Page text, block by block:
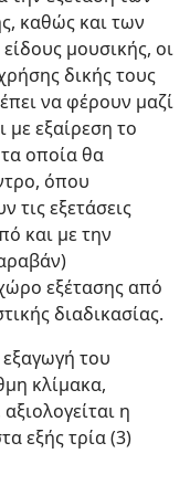
καθώς και των
μουσικής, οι
δικής τους
να φέρουν μαζί
με εξαίρεση το
οποία θα
όπου
τις εξετάσεις
και με την
εξέτασης από
διαδικασίας.
εξαγωγή του
κλίμακα,
η
εξής τρία (3)